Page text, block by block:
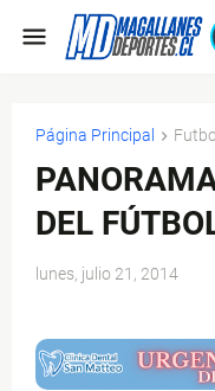
Página Principal Futbol
DEL
lunes, julio 21, 2014